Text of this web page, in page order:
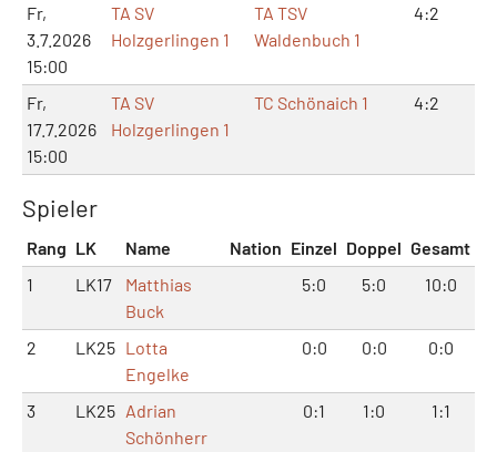
Fr,
3.7.2026
15:00
TA SV
Holzgerlingen 1
TA TSV
Waldenbuch 1
4:2
Fr,
17.7.2026
15:00
TA SV
Holzgerlingen 1
TC Schönaich 1 4:2
Spieler
Rang LK Name Nation Einzel Doppel Gesamt
1
LK17
Matthias
Buck
5:0 5:0 10:0
2 LK25 Lotta
Engelke
0:0 0:0 0:0
3 LK25 Adrian
Schönherr
0:1 1:0 1:1